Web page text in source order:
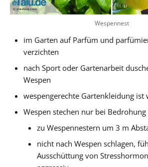
Wespennest
im Garten auf Parfüm und
verzichten
nach Sport oder Gartenarbeit
Wespen
wespengerechte Gartenkleidung ist
Wespen stechen nur bei Bedrohung
zu Wespennestern um 3 m
nicht nach Wespen schlagen,
Ausschüttung von